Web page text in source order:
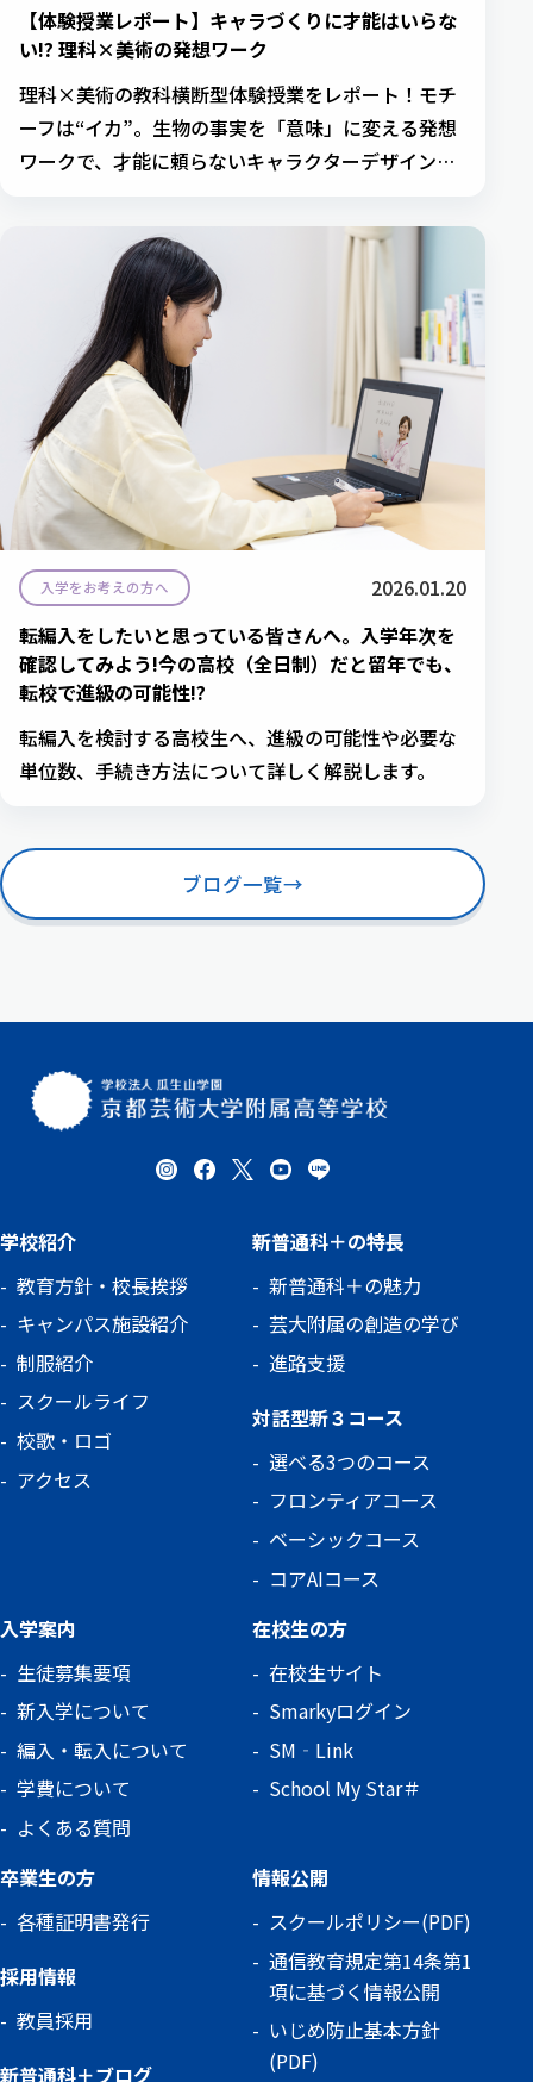
【体験授業レポート】キャラづくりに才能はいらな
い!? 理科×美術の発想ワーク
理科×美術の教科横断型体験授業をレポート！モチ
ーフは“イカ”。生物の事実を「意味」に変える発想
ワークで、才能に頼らないキャラクターデザインに
入学をお考えの方へ
2026.01.20
転編入をしたいと思っている皆さんへ。入学年次を
確認してみよう!今の高校（全日制）だと留年でも、
転校で進級の可能性!?
転編入を検討する高校生へ、進級の可能性や必要な
単位数、手続き方法について詳しく解説します。
ブログ一覧→
学校紹介
教育方針・校長挨拶
キャンパス施設紹介
制服紹介
スクールライフ
校歌・ロゴ
アクセス
新普通科＋の特長
新普通科＋の魅力
芸大附属の創造の学び
進路支援
対話型新３コース
選べる3つのコース
フロンティアコース
ベーシックコース
コアAIコース
入学案内
生徒募集要項
新入学について
編入・転入について
学費について
よくある質問
在校生の方
在校生サイト
Smarkyログイン
SM‐Link
School My Star＃
卒業生の方
各種証明書発行
採用情報
教員採用
新普通科＋ブログ
情報公開
スクールポリシー(PDF)
通信教育規定第14条第1
項に基づく情報公開
いじめ防止基本方針
(PDF)